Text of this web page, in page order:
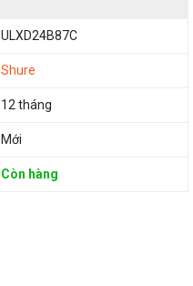
ULXD24B87C
Shure
12 tháng
Mới
Còn hàng